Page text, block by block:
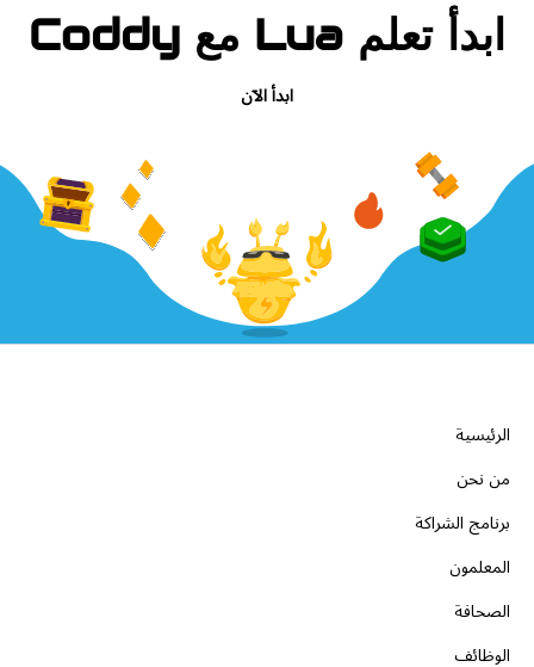
ابدأ تعلم Lua مع Coddy
ابدأ الآن
الرئيسية
من نحن
برنامج الشراكة
المعلمون
الصحافة
الوظائف